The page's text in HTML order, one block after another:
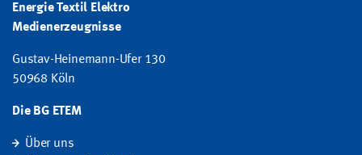
Energie Textil Elektro
Medienerzeugnisse
Gustav-Heinemann-Ufer 130
50968 Köln
Die BG ETEM
Über uns